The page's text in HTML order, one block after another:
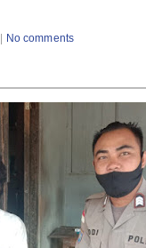
No comments